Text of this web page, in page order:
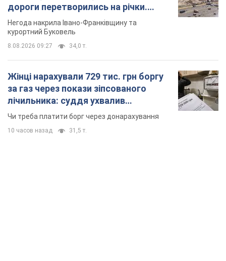
дороги перетворились на річки.
Відео
Негода накрила Івано-Франківщину та
курортний Буковель
8.08.2026 09:27 34,0 т.
Жінці нарахували 729 тис. грн боргу
за газ через покази зіпсованого
лічильника: суддя ухвалив
неочікуване рішення
Чи треба платити борг через донарахування
10 часов назад 31,5 т.